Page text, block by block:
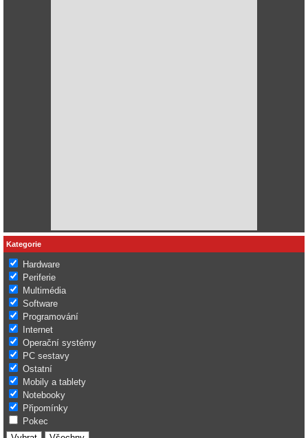
Kategorie
Hardware
Periferie
Multimédia
Software
Programování
Internet
Operační systémy
PC sestavy
Ostatní
Mobily a tablety
Notebooky
Připomínky
Pokec